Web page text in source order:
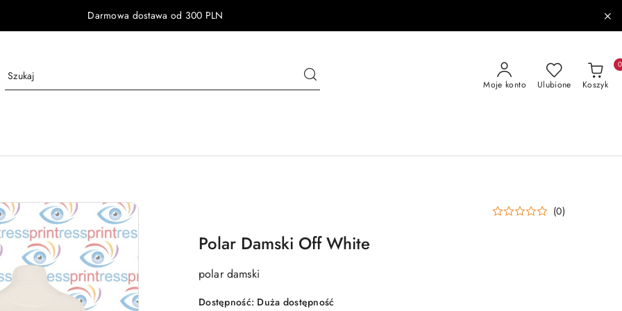
Darmowa dostawa od 300 PLN
Moje konto Ulubione Koszyk
0
(0)
Polar Damski Off White
polar damski
Dostępność: Duża dostępność